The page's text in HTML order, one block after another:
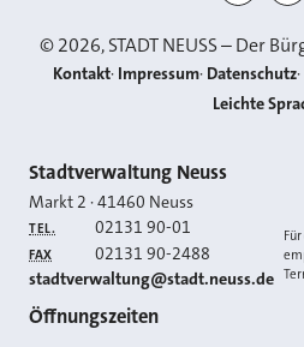
©2026, STADT NEUSS – Der
Kontakt Impressum Datenschutz
Leichte
Kontakt
Stadtverwaltung Neuss
Markt 2 ·41460 Neuss
TEL. 02131 90-01
FAX 02131 90-2488
E-MAIL
stadtverwaltung@stadt.neuss.de
Öffnungszeiten